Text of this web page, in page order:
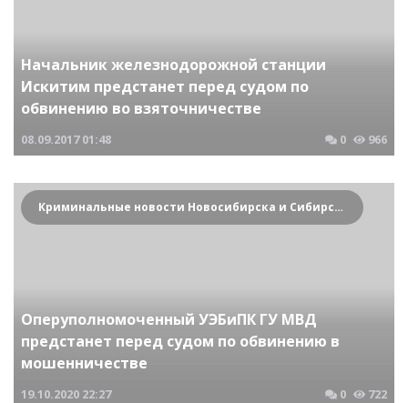
Начальник железнодорожной станции
Искитим предстанет перед судом по
обвинению во взяточничестве
08.09.2017 01:48 0 966
Криминальные новости Новосибирска и Сибирского региона
Оперуполномоченный УЭБиПК ГУ МВД
предстанет перед судом по обвинению в
мошенничестве
19.10.2020 22:27 0 722